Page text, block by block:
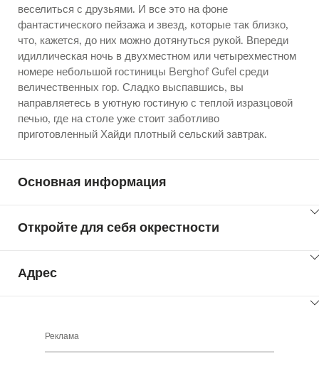
веселиться с друзьями. И все это на фоне
фантастического пейзажа и звезд, которые так близко,
что, кажется, до них можно дотянуться рукой. Впереди
идиллическая ночь в двухместном или четырехместном
номере небольшой гостиницы Berghof Gufel среди
величественных гор. Сладко выспавшись, вы
направляетесь в уютную гостиную с теплой изразцовой
печью, где на столе уже стоит заботливо
приготовленный Хайди плотный сельский завтрак.
Основная информация
Откройте для себя окрестности
Адрес
Реклама